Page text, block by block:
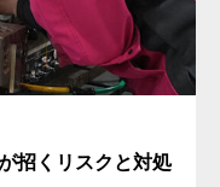
招くリスクと対処